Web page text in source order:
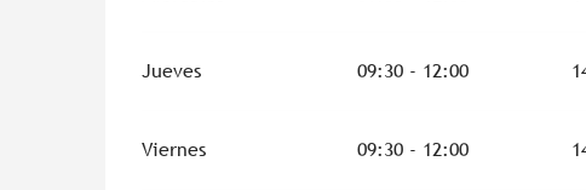
Jueves 09:30 - 12:00
Viernes 09:30 - 12:00